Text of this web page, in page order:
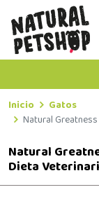
Inicio
Gatos
Natural
Natural
Dieta